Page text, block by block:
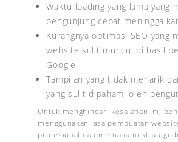
Waktu loading yang lama yang
pengunjung cepat
Kurangnya optimasi SEO yang
website sulit muncul di hasil
Google.
Tampilan yang tidak menarik
yang sulit dipahami oleh
Untuk menghindari kesalahan ini,
menggunakan jasa pembuatan
profesional dan memahami strategi